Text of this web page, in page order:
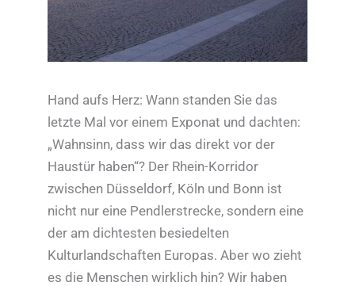
Hand aufs Herz: Wann standen Sie das
letzte Mal vor einem Exponat und dachten:
„Wahnsinn, dass wir das direkt vor der
Haustür haben“? Der Rhein-Korridor
zwischen Düsseldorf, Köln und Bonn ist
nicht nur eine Pendlerstrecke, sondern eine
der am dichtesten besiedelten
Kulturlandschaften Europas. Aber wo zieht
es die Menschen wirklich hin? Wir haben